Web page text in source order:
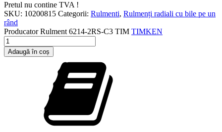
Pretul nu contine TVA !
SKU: 10200815 Categorii: Rulmenti, Rulmenți radiali cu bile pe un
rând
ProducatorRulment 6214-2RS-C3 TIM TIMKEN
Cantitate
Rulment
6214-
Adaugă în coș